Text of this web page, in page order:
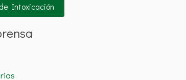
Intoxicación